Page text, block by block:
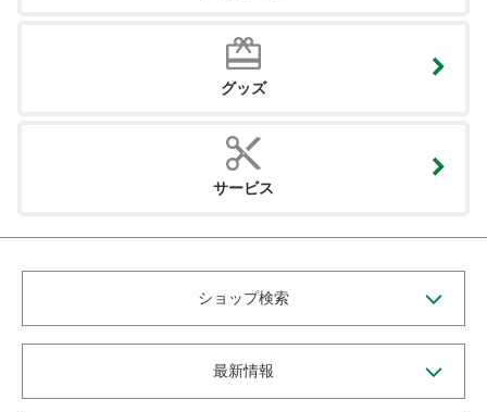
グッズ
サービス
ショップ検索
最新情報